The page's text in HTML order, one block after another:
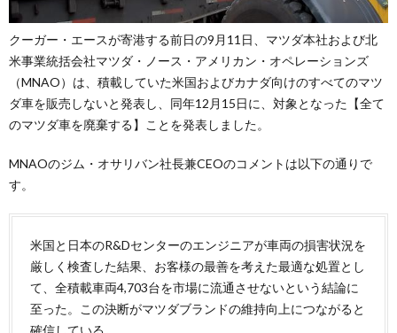
クーガー・エースが寄港する前日の9月11日、マツダ本社および北
米事業統括会社マツダ・ノース・アメリカン・オペレーションズ
（MNAO）は、積載していた米国およびカナダ向けのすべてのマツ
ダ車を販売しないと発表し、同年12月15日に、対象となった【全て
のマツダ車を廃棄する】ことを発表しました。
MNAOのジム・オサリバン社長兼CEOのコメントは以下の通りで
す。
米国と日本のR&Dセンターのエンジニアが車両の損害状況を
厳しく検査した結果、お客様の最善を考えた最適な処置とし
て、全積載車両4,703台を市場に流通させないという結論に
至った。この決断がマツダブランドの維持向上につながると